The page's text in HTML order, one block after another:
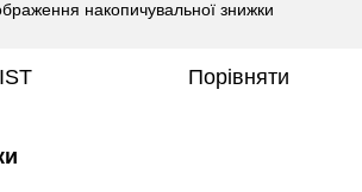
накопичувальної знижки
Порівняти